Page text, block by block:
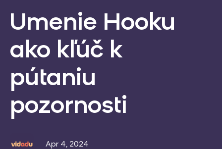
Umenie Hooku
ako kľúč k
pútaniu
pozornosti
Apr 4, 2024